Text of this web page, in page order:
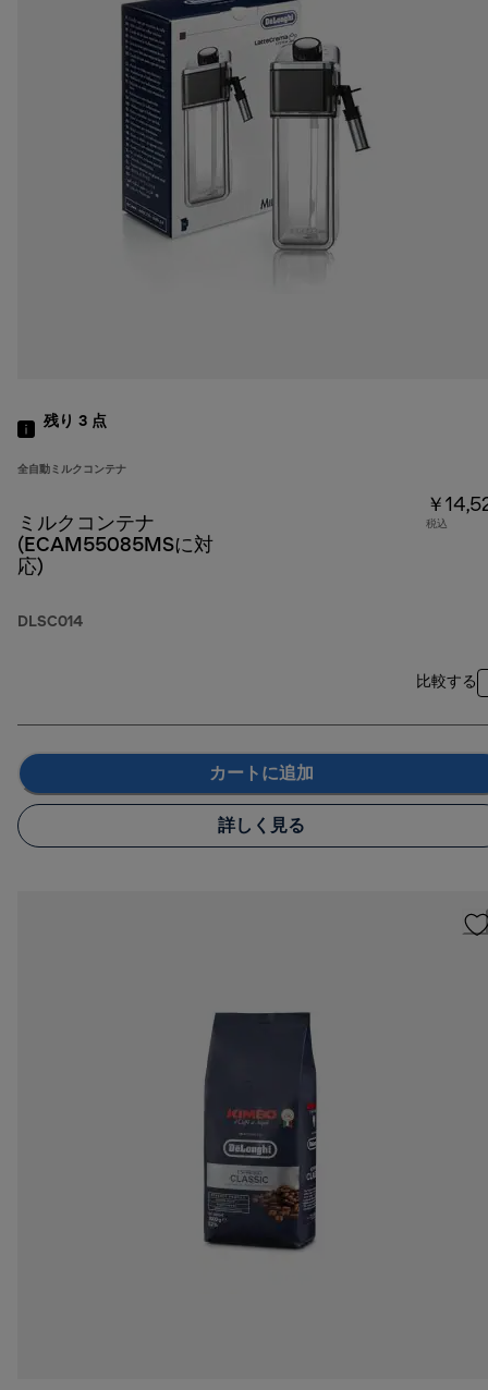
残り 3 点
全自動ミルクコンテナ
ミルクコンテナ
(ECAM55085MSに対
応)
DLSC014
￥
税込
比較する
カートに追加
詳しく見る